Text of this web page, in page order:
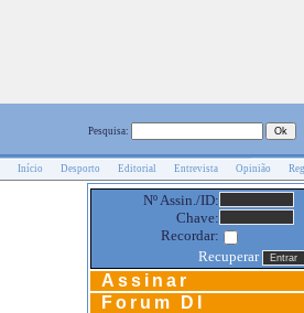
Pesquisa:
Início Desporto Editorial Entrevista Opinião
Nº Assin./ID:
Chave:
Recordar:
Recuperar
Assinar
Forum DI